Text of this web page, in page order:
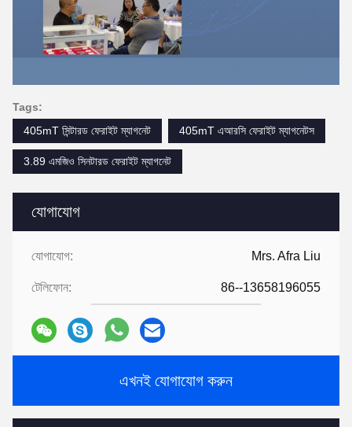
যোগাযোগ
যোগাযোগ: Mrs. Afra Liu
টেলিফোন: 86--13658196055
এখনই যোগাযোগ করুন
Tags:
405mT সিন্টারড ফেরাইট ম্যাগনেট
405mT এআরসি ফেরাইট ম্যাগনেটস
3.89 এমজিও সিনটারড ফেরাইট ম্যাগনেট